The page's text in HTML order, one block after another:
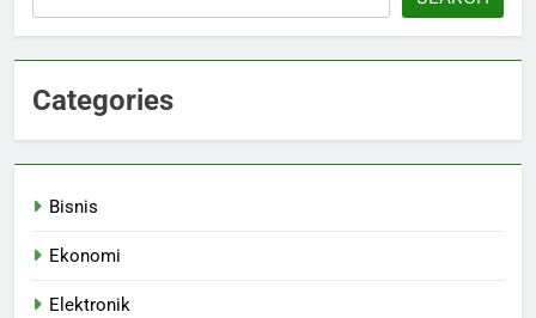
Categories
Bisnis
Ekonomi
Elektronik